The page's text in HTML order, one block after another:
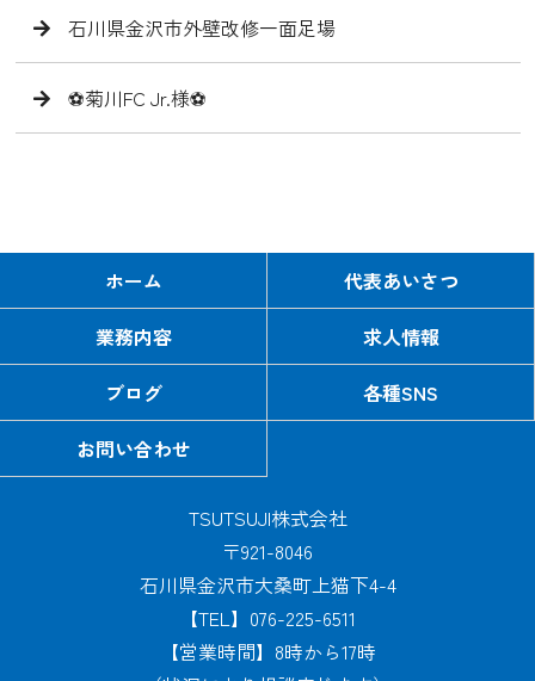
石川県金沢市外壁改修一面足場
⚽️菊川FC Jr.様⚽️
ホーム
代表あいさつ
業務内容
求人情報
ブログ
各種SNS
お問い合わせ
TSUTSUJI株式会社
〒921-8046
石川県金沢市大桑町上猫下4-4
【TEL】076-225-6511
【営業時間】8時から17時